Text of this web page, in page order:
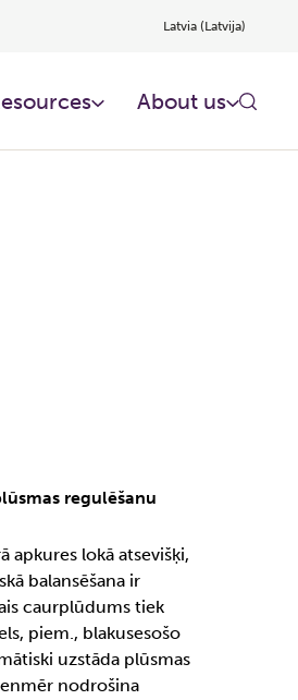
Latvia (Latvija)
About us
regulēšanu
apkures lokā atsevišķi,
balansēšana ir
caurplūdums tiek
piem., blakusesošo
uzstāda plūsmas
nodrošina